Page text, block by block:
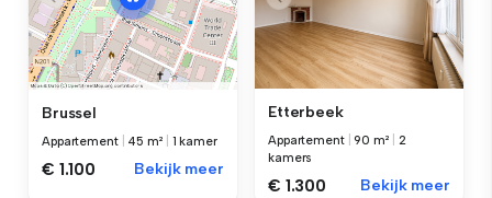
Brussel
Appartement 45 m² 1 kamer
€ 1.100 Bekijk meer
Etterbeek
Appartement |90 m²
2
kamers
€ 1.300 Bekijk meer